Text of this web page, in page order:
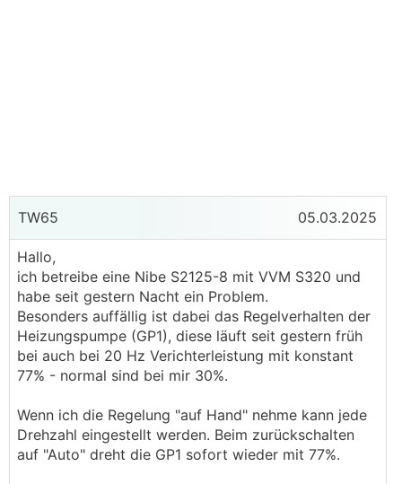
TW65 05.03.2025
Hallo,
ich betreibe eine Nibe S2125-8 mit VVM S320 und
habe seit gestern Nacht ein Problem.
Besonders auffällig ist dabei das Regelverhalten der
Heizungspumpe (GP1), diese läuft seit gestern früh
bei auch bei 20 Hz Verichterleistung mit konstant
77% - normal sind bei mir 30%.
Wenn ich die Regelung "auf Hand" nehme kann jede
Drehzahl eingestellt werden. Beim zurückschalten
auf "Auto" dreht die GP1 sofort wieder mit 77%.